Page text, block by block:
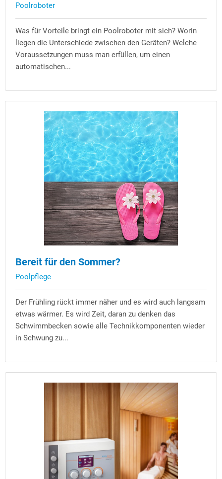
Poolroboter
Was für Vorteile bringt ein Poolroboter mit sich? Worin
liegen die Unterschiede zwischen den Geräten? Welche
Voraussetzungen muss man erfüllen, um einen
automatischen...
Bereit für den Sommer?
Poolpflege
Der Frühling rückt immer näher und es wird auch langsam
etwas wärmer. Es wird Zeit, daran zu denken das
Schwimmbecken sowie alle Technikkomponenten wieder
in Schwung zu...